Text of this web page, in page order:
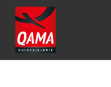
Aller
contenu